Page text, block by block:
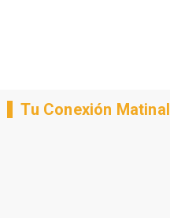
Tu Conexión Matinal